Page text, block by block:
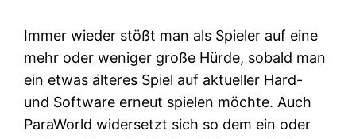
Immer wieder stößt man als Spieler auf eine
mehr oder weniger große Hürde, sobald man
ein etwas älteres Spiel auf aktueller Hard-
und Software erneut spielen möchte. Auch
ParaWorld widersetzt sich so dem ein oder